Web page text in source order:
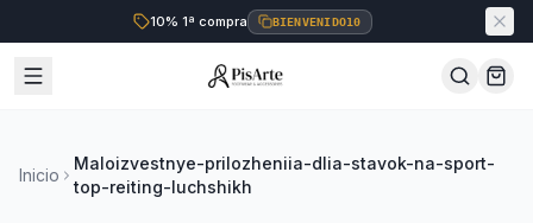
10% 1ª compra BIENVENIDO10
Inicio
Maloizvestnye-prilozheniia-dlia-stavok-na-sport-
top-reiting-luchshikh